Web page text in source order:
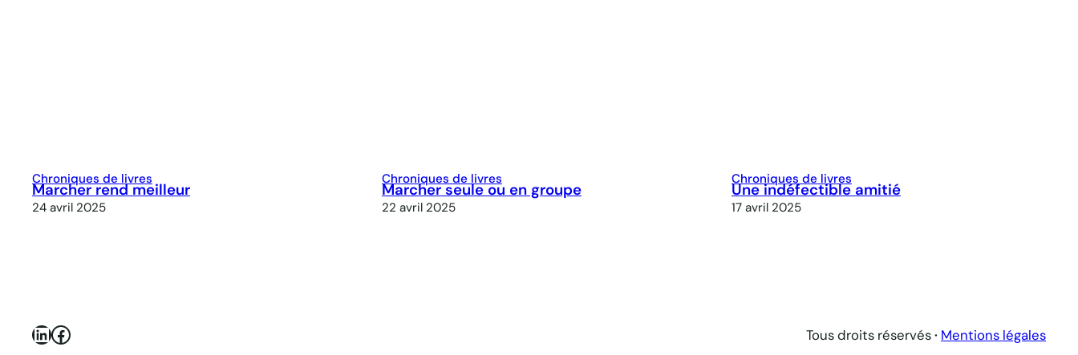
Chroniques de livres
Marcher rend meilleur
24 avril 2025
Chroniques de livres
Marcher seule ou en groupe
22 avril 2025
Chroniques de livres
Une indéfectible amitié
17 avril 2025
LinkedIn
Facebook Tous droits réservés· Mentions légales